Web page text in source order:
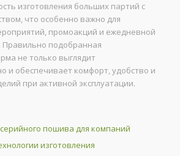
изготовления больших партий с
что особенно важно для
промоакций и ежедневной
Правильно подобранная
не только выглядит
и обеспечивает комфорт, удобство и
при активной эксплуатации.
пошива для компаний
изготовления